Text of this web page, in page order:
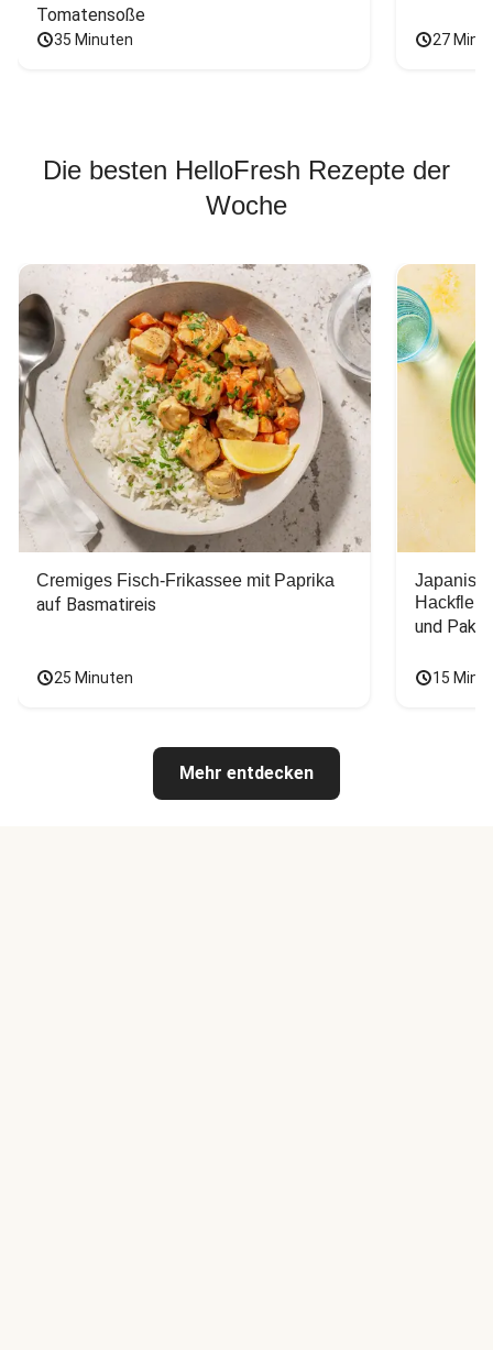
Tomatensoße
35 Minuten 27
Die besten HelloFresh Rezepte der
Woche
Cremiges Fisch-Frikassee mit Paprika
auf Basmatireis
25 Minuten
und Pak
15
Mehr entdecken